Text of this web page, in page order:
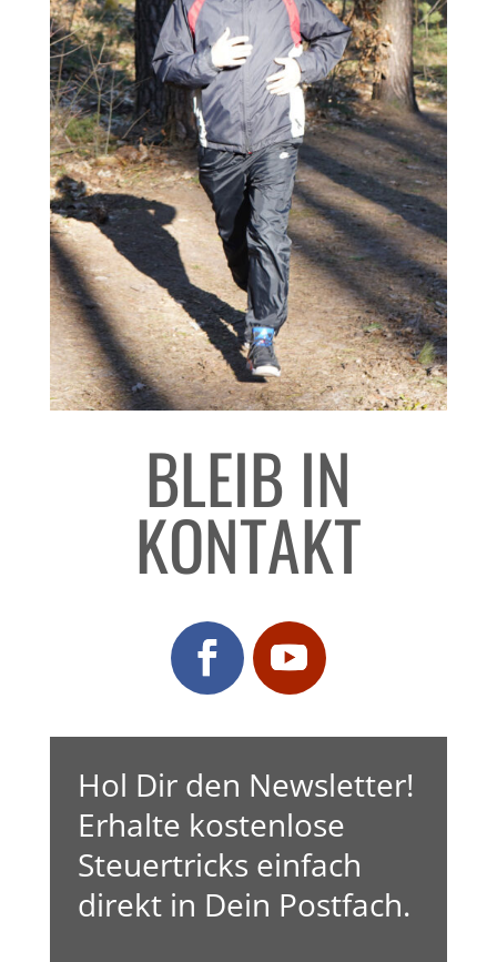
BLEIB IN
KONTAKT
Hol Dir den Newsletter!
Erhalte kostenlose
Steuertricks einfach
direkt in Dein Postfach.